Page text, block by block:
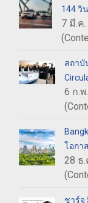
144 วิ
7 มี.ค
สถาบั
6 ก.พ
โอกา
28 ธ.
ชาร์จ